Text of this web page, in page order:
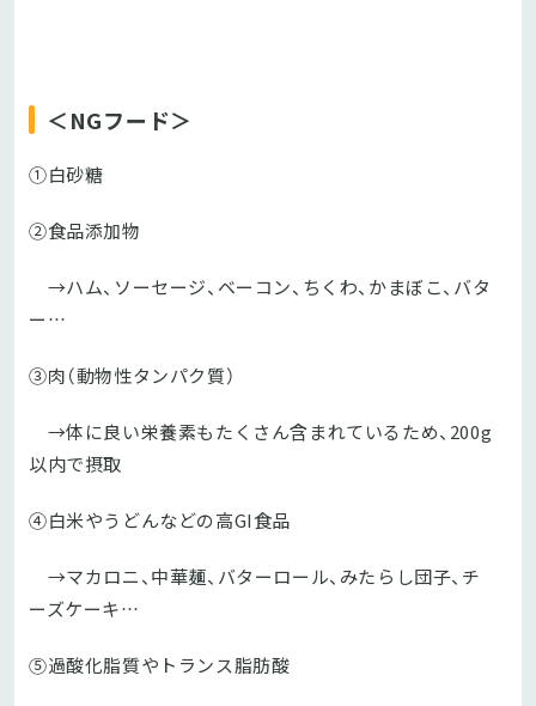
＜NGフード＞
①白砂糖
②食品添加物
→ハム、ソーセージ、ベーコン、ちくわ、かまぼこ、バタ
ー…
③肉（動物性タンパク質）
→体に良い栄養素もたくさん含まれているため、200g
以内で摂取
④白米やうどんなどの高GI食品
→マカロニ、中華麺、バターロール、みたらし団子、チ
ーズケーキ…
⑤過酸化脂質やトランス脂肪酸